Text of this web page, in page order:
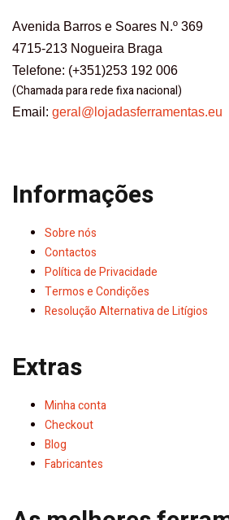
Avenida Barros e Soares N.º 369
4715-213 Nogueira Braga
Telefone: (+351)253 192 006
(Chamada para rede fixa nacional)
Email: geral@lojadasferramentas.eu
Informações
Sobre nós
Contactos
Política de Privacidade
Termos e Condições
Resolução Alternativa de Litígios
Extras
Minha conta
Checkout
Blog
Fabricantes